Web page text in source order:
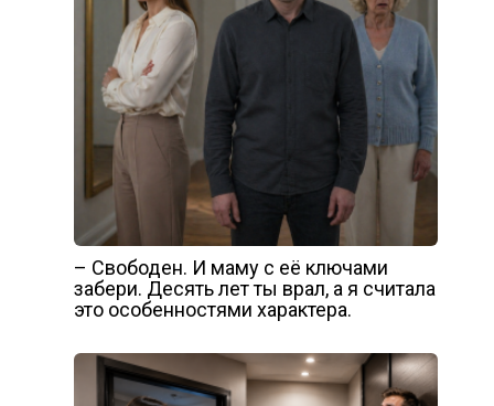
– Свободен. И маму с её ключами
забери. Десять лет ты врал, а я считала
это особенностями характера.